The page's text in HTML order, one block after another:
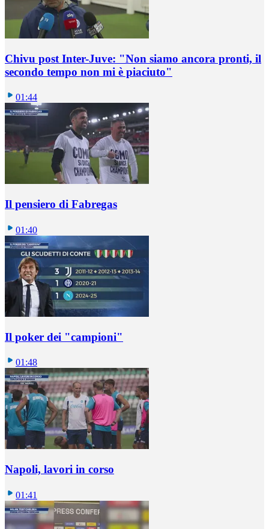
Chivu post Inter-Juve: "Non siamo ancora pronti, il
secondo tempo non mi è piaciuto"
01:44
Il pensiero di Fabregas
01:40
Il poker dei "campioni"
01:48
Napoli, lavori in corso
01:41